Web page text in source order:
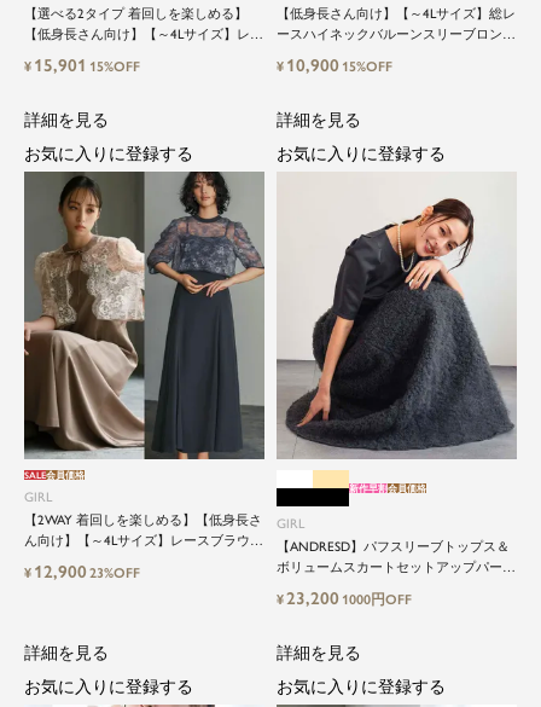
【選べる2タイプ 着回しを楽しめる】
【低身長さん向け】【～4Lサイズ】レイ
カートorワイドパンツセットアップロン
ティードレス
¥ 15,901 15%OFF
【低身長さん向け】【～4Lサイズ】総レ
ースハイネックバルーンスリーブロング
¥ 10,900 15%OFF
GIRL
【2WAY 着回しを楽しめる】【低身長さ
ん向け】【～4Lサイズ】レースブラウス
ング結婚式ワンピース
SALE会員価格
¥ 12,90023%OFF
詳細を見る
お気に入りに登録する
GIRL
【ANDRESD】パフスリーブトップス＆
ボリュームスカートセットアップパーテ
新作早割会員価格
¥23,200 1000円OFF
詳細を見る
お気に入りに登録する
詳細を見る
お気に入りに登録する
詳細を見る
お気に入りに登録する